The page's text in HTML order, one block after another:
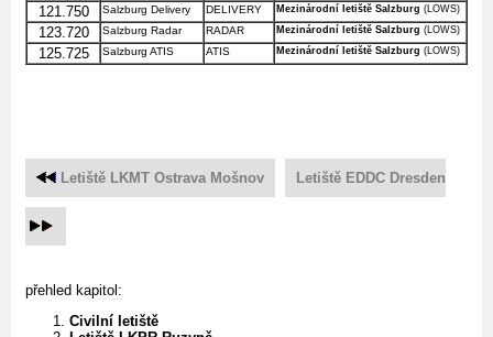
121.750 Salzburg Delivery DELIVERY Mezinárodní letiště Salzburg (LOWS)
123.720 Salzburg Radar RADAR Mezinárodní letiště Salzburg (LOWS)
125.725 Salzburg ATIS ATIS Mezinárodní letiště Salzburg (LOWS)
Letiště LKMT Ostrava Mošnov Letiště EDDC Dresden
přehled kapitol:
Civilní letiště